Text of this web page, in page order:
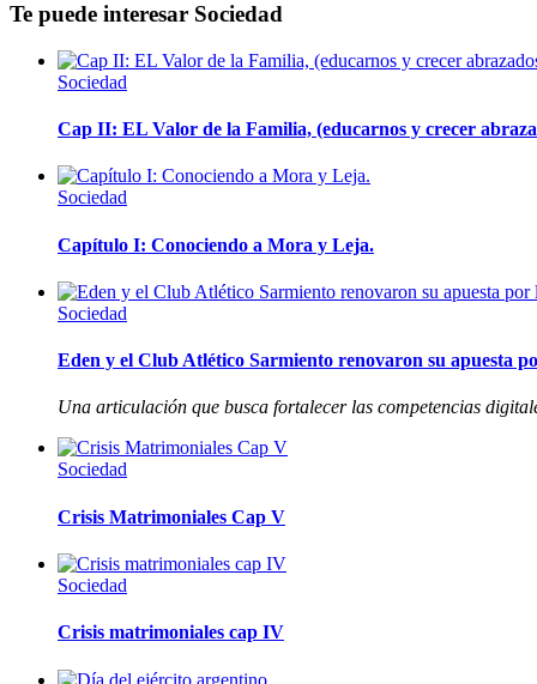
Te puede interesar Sociedad
Sociedad
Cap II: EL Valor de la Familia, (educarnos y crecer
Sociedad
Capítulo I: Conociendo a Mora y Leja.
Sociedad
Eden y el Club Atlético Sarmiento renovaron su apuesta
Una articulación que busca fortalecer las competencias
Sociedad
Crisis Matrimoniales Cap V
Sociedad
Crisis matrimoniales cap IV